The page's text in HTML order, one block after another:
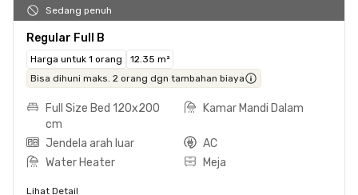
Sedang penuh
Regular Full B
Harga untuk 1 orang
12.35 m²
Bisa dihuni maks. 2 orang dgn tambahan biaya
Full Size Bed 120x200
cm
Kamar Mandi Dalam
Jendela arah luar
AC
Water Heater
Meja
Lihat Detail